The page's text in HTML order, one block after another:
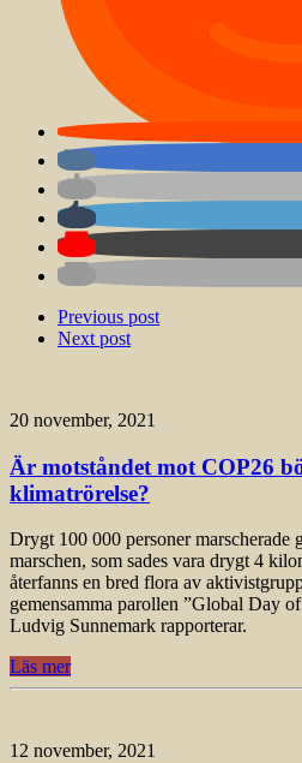
Previous post
Next post
20 november, 2021
Är motståndet mot COP26
klimatrörelse?
Drygt 100 000 personer marscherade
marschen, som sades vara drygt 4
återfanns en bred flora av
gemensamma parollen ”Global Day
Ludvig Sunnemark rapporterar.
Läs mer
12 november, 2021